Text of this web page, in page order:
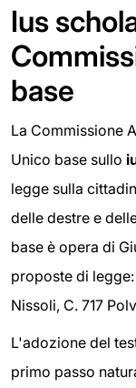
Ius
base
La Commissione
Unico base sullo
legge sulla
delle destre e
base è opera di
proposte di legge:
Nissoli, C. 717
L'adozione del
primo passo